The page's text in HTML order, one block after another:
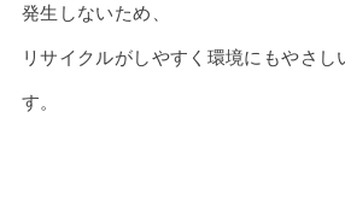
発生しないため、
リサイクルがしやすく環境にもやさし
す。